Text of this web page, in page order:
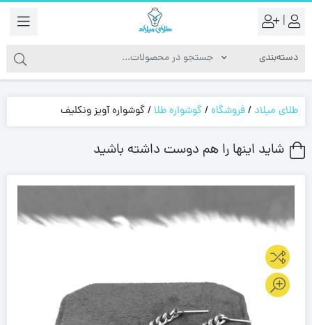
|
طلای میلاد /فروشگاه/گوشواره طلا/گوشواره آویز ونکلیف
شاید اینها را هم دوست داشته باشید